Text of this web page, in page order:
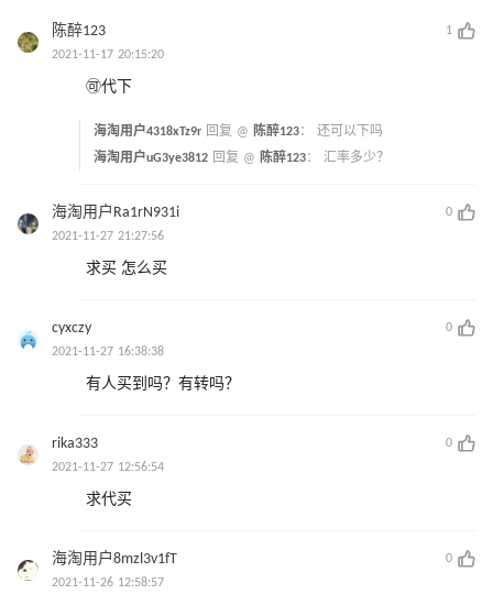
陈醉123
1
2021-11-17 20:15:20
🉑️代下
海淘用户4318xTz9r 回复 @ 陈醉123： 还可以下吗
海淘用户uG3ye3812 回复 @ 陈醉123： 汇率多少？
海淘用户Ra1rN931i
0
2021-11-27 21:27:56
求买 怎么买
cyxczy
0
2021-11-27 16:38:38
有人买到吗？有转吗？
rika333
0
2021-11-27 12:56:54
求代买
海淘用户8mzl3v1fT
0
2021-11-26 12:58:57